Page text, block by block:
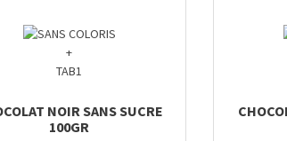
+
TAB1
NOIR SANS SUCRE
100GR